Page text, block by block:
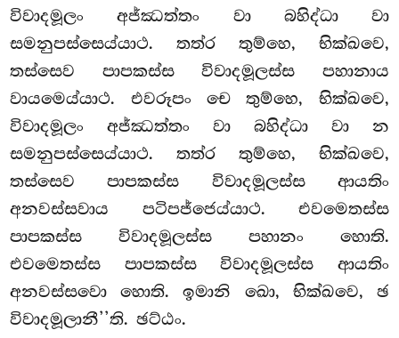
විවාදමූලං අජ්ඣත්තං වා බහිද්ධා වා
සමනුපස්සෙය්යාථ. තත්ර තුම්හෙ, භික්ඛවෙ,
තස්සෙව පාපකස්ස විවාදමූලස්ස පහානාය
වායමෙය්යාථ. එවරූපං චෙ තුම්හෙ, භික්ඛවෙ,
විවාදමූලං අජ්ඣත්තං වා බහිද්ධා වා න
සමනුපස්සෙය්යාථ. තත්ර තුම්හෙ, භික්ඛවෙ,
තස්සෙව පාපකස්ස විවාදමූලස්ස ආයතිං
අනවස්සවාය පටිපජ්ජෙය්යාථ. එවමෙතස්ස
පාපකස්ස විවාදමූලස්ස පහානං හොති.
එවමෙතස්ස පාපකස්ස විවාදමූලස්ස ආයතිං
අනවස්සවො හොති. ඉමානි ඛො, භික්ඛවෙ, ඡ
විවාදමූලානී’’ති. ඡට්ඨං.